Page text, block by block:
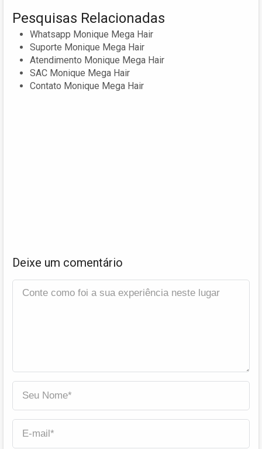
Pesquisas Relacionadas
Whatsapp Monique Mega Hair
Suporte Monique Mega Hair
Atendimento Monique Mega Hair
SAC Monique Mega Hair
Contato Monique Mega Hair
Deixe um comentário